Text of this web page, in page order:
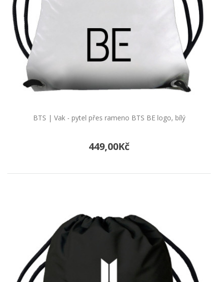
BTS | Vak - pytel přes rameno BTS BE logo, bílý
449,00Kč